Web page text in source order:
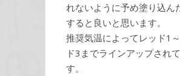
れないように予め塗り込ん
すると良いと思います。
推奨気温によってレッド1
ド3までラインアップされ
す。